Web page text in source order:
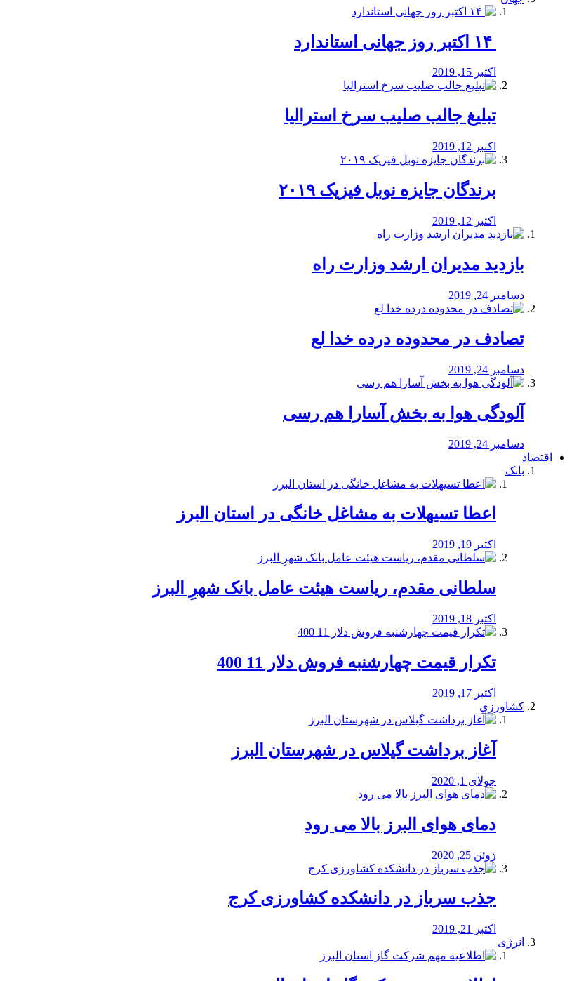
اکتبر 15, 2019
تبلیغ جالب صلیب سرخ استرالیا
اکتبر 12, 2019
برندگان جایزه نوبل فیزیک ۲۰۱۹
اکتبر 12, 2019
بازدید مدیران ارشد وزارت راه
دسامبر 24, 2019
تصادف در محدوده درده خدا لع
دسامبر 24, 2019
آلودگی هوا به بخش آسارا هم رسی
دسامبر 24, 2019
اقتصاد
بانک
️اعطا تسیهلات به مشاغل خانگی در استان البرز
اکتبر 19, 2019
سلطانی مقدم، ریاست هیئت عامل بانک شهرِ البرز
اکتبر 18, 2019
تکرار قیمت چهارشنبه فروش دلار 11 400
اکتبر 17, 2019
کشاورزی
آغاز برداشت گیلاس در شهرستان البرز
جولای 1, 2020
دمای هوای البرز بالا می رود
ژوئن 25, 2020
جذب سرباز در دانشکده کشاورزی کرج
اکتبر 21, 2019
انرژی